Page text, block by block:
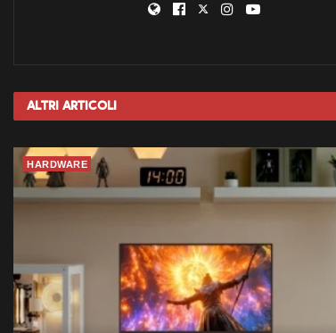
Altri Articoli
HARDWARE